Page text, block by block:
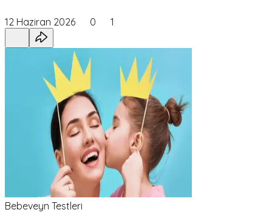
12 Haziran 2026 0 1
Bebeveyn Testleri